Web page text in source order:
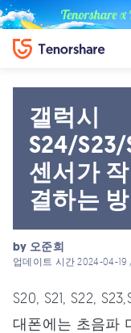
갤럭시
S24/
센서가
결하는
by 오준희
업데이트 시간 2024-04-
S20, S21, S22,
대폰에는 초음파